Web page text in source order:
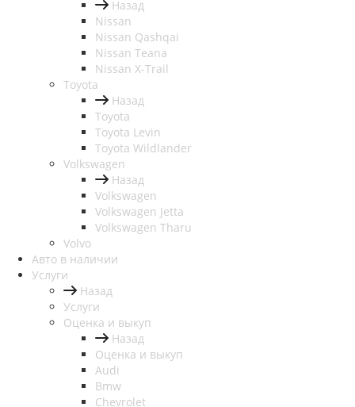
Назад
Nissan
Nissan Qashqai
Nissan Teana
Nissan X-Trail
Toyota
Назад
Toyota
Toyota Levin
Toyota Wildlander
Volkswagen
Назад
Volkswagen
Volkswagen Jetta
Volkswagen Tharu
Volvo
Авто в наличии
Услуги
Назад
Услуги
Оценка и выкуп
Назад
Оценка и выкуп
Audi
Bmw
Chevrolet